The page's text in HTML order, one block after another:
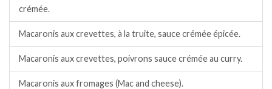
crémée.
Macaronis aux crevettes, à la truite, sauce crémée épicée.
Macaronis aux crevettes, poivrons sauce crémée au curry.
Macaronis aux fromages (Mac and cheese).